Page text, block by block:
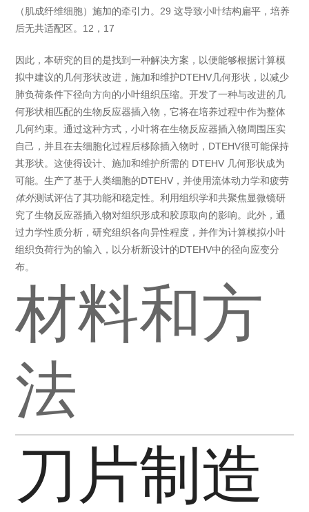
（肌成纤维细胞）施加的牵引力。29 这导致小叶结构扁平，培养
后无共适配区。12，17
因此，本研究的目的是找到一种解决方案，以便能够根据计算模
拟中建议的几何形状改进，施加和维护DTEHV几何形状，以减少
肺负荷条件下径向方向的小叶组织压缩。开发了一种与改进的几
何形状相匹配的生物反应器插入物，它将在培养过程中作为整体
几何约束。通过这种方式，小叶将在生物反应器插入物周围压实
自己，并且在去细胞化过程后移除插入物时，DTEHV很可能保持
其形状。这使得设计、施加和维护所需的 DTEHV 几何形状成为
可能。生产了基于人类细胞的DTEHV，并使用流体动力学和疲劳
体外测试评估了其功能和稳定性。利用组织学和共聚焦显微镜研
究了生物反应器插入物对组织形成和胶原取向的影响。此外，通
过力学性质分析，研究组织各向异性程度，并作为计算模拟小叶
组织负荷行为的输入，以分析新设计的DTEHV中的径向应变分
布。
材料和方
法
刀片制造